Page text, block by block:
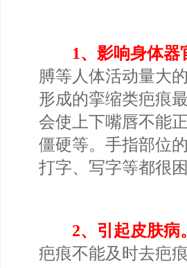
1、影响身体器
膊等人体活动量大
形成的挛缩类疤痕
会使上下嘴唇不能
僵硬等。手指部位
打字、写字等都很困
2、引起皮肤病。
疤痕不能及时去疤